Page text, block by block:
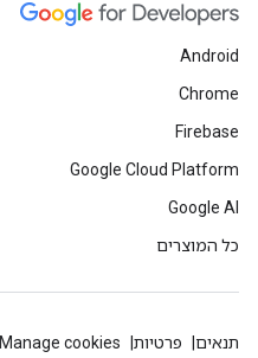
Android
Chrome
Firebase
Google Cloud Platform
Google AI
כל המוצרים
תנאים פרטיות Manage cookies